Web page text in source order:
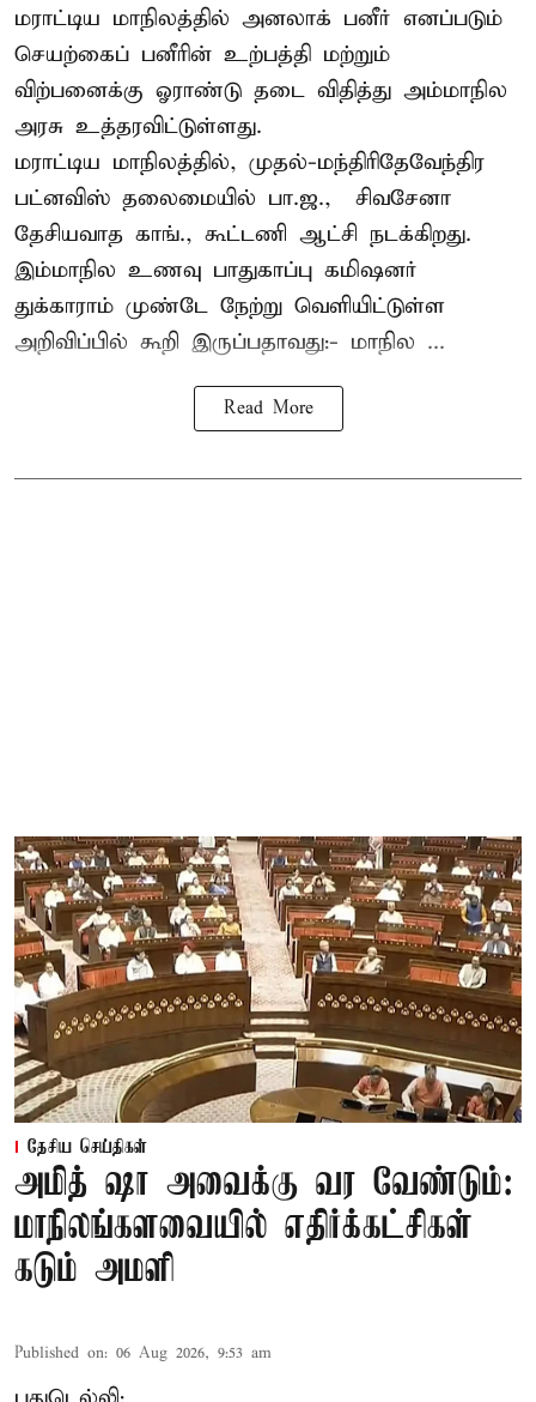
மராட்டிய மாநிலத்தில் அனலாக் பனீர் எனப்படும்
செயற்கைப் பனீரின் உற்பத்தி மற்றும்
விற்பனைக்கு ஓராண்டு தடை விதித்து அம்மாநில
அரசு உத்தரவிட்டுள்ளது.
மராட்டிய மாநிலத்தில், முதல்-மந்திரிதேவேந்திர
பட்னவிஸ் தலைமையில் பா.ஜ., – சிவசேனா –
தேசியவாத காங்., கூட்டணி ஆட்சி நடக்கிறது.
இம்மாநில உணவு பாதுகாப்பு கமிஷனர்
துக்காராம் முண்டே நேற்று வெளியிட்டுள்ள
அறிவிப்பில் கூறி இருப்பதாவது:- மாநில ...
Read More
தேசிய செய்திகள்
அமித் ஷா அவைக்கு வர வேண்டும்:
மாநிலங்களவையில் எதிர்க்கட்சிகள்
கடும் அமளி
Published on: 06 Aug 2026, 9:53 am